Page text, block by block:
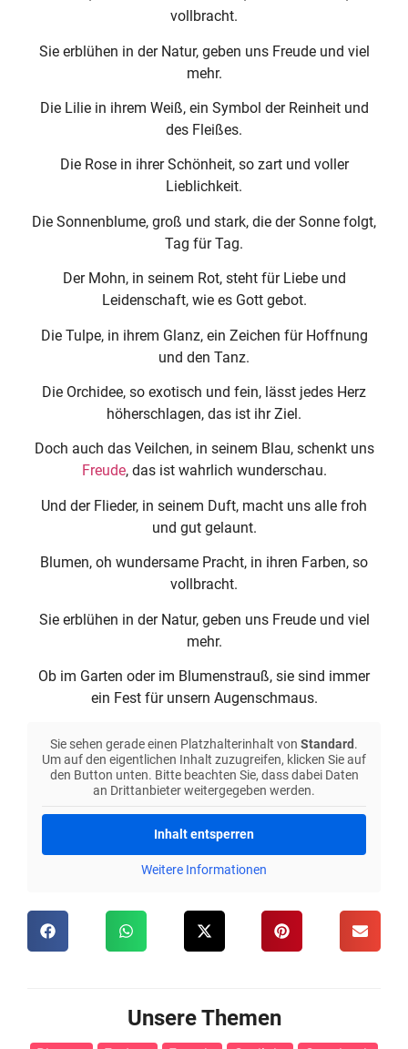
vollbracht.
Sie erblühen in der Natur, geben uns Freude und viel
mehr.
Die Lilie in ihrem Weiß, ein Symbol der Reinheit und
des Fleißes.
Die Rose in ihrer Schönheit, so zart und voller
Lieblichkeit.
Die Sonnenblume, groß und stark, die der Sonne folgt,
Tag für Tag.
Der Mohn, in seinem Rot, steht für Liebe und
Leidenschaft, wie es Gott gebot.
Die Tulpe, in ihrem Glanz, ein Zeichen für Hoffnung
und den Tanz.
Die Orchidee, so exotisch und fein, lässt jedes Herz
höherschlagen, das ist ihr Ziel.
Doch auch das Veilchen, in seinem Blau, schenkt uns
Freude, das ist wahrlich wunderschau.
Und der Flieder, in seinem Duft, macht uns alle froh
und gut gelaunt.
Blumen, oh wundersame Pracht, in ihren Farben, so
vollbracht.
Sie erblühen in der Natur, geben uns Freude und viel
mehr.
Ob im Garten oder im Blumenstrauß, sie sind immer
ein Fest für unsern Augenschmaus.
Sie sehen gerade einen Platzhalterinhalt von Standard.
Um auf den eigentlichen Inhalt zuzugreifen, klicken Sie auf
den Button unten. Bitte beachten Sie, dass dabei Daten
an Drittanbieter weitergegeben werden.
Inhalt entsperren
Weitere Informationen
Unsere Themen